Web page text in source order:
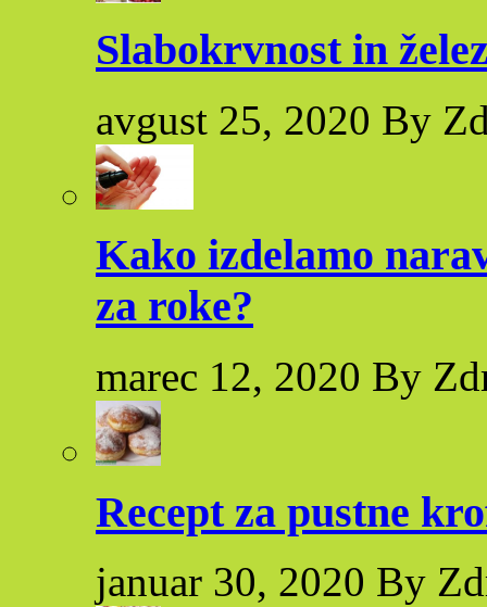
Slabokrvnost in
avgust 25, 2020 By
Kako izdelamo
za roke?
marec 12, 2020 By
Recept za pustne
januar 30, 2020 By